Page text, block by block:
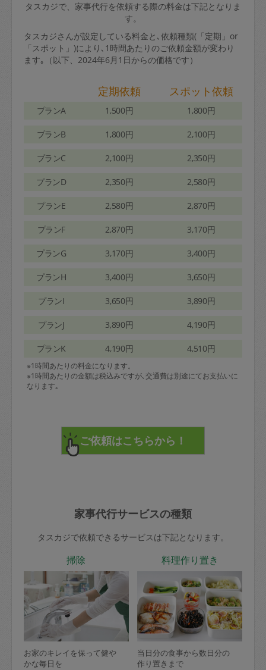
タスカジで、家事代行を依頼する際の料金は下記となりま
す。
タスカジさんが設定している料金と､依頼種類(「定期」or
「スポット」)により､1時間あたりのご依頼金額が変わり
ます｡（以下、2024年6月1日からの価格です）
定期依頼 スポット依頼
プランA 1,500円 1,800円
プランB 1,800円 2,100円
プランC 2,100円 2,350円
プランD 2,350円 2,580円
プランE 2,580円 2,870円
プランF 2,870円 3,170円
プランG 3,170円 3,400円
プランH 3,400円 3,650円
プランI 3,650円 3,890円
プランJ 3,890円 4,190円
プランK 4,190円 4,510円
※1時間あたりの料金になります。
※1時間あたりの金額は税込みですが､交通費は別途にてお支払いに
なります｡
家事代行サービスの種類
タスカジで依頼できるサービスは下記となります。
掃除
お家のキレイを保って健や
かな毎日を
料理作り置き
当日分の食事から数日分の
作り置きまで